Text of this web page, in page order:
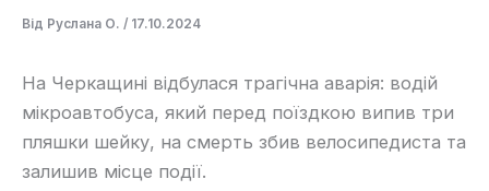
Від Руслана О. / 17.10.2024
На Черкащині відбулася трагічна аварія: водій
мікроавтобуса, який перед поїздкою випив три
пляшки шейку, на смерть збив велосипедиста та
залишив місце події.